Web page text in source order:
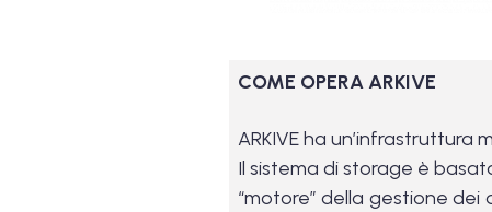
COME OPERA ARKIVE
ARKIVE ha
Il sistema di storage è
“motore” della gestione dei